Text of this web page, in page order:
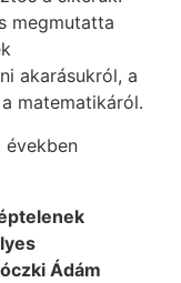
megmutatta
akarásukról, a
matematikáról.
években
Ádám